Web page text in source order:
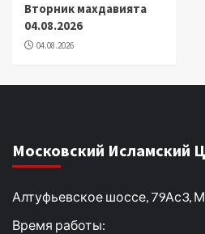
Вторник махдавията
04.08.2026
04.08.2026
Московский Исламский
Алтуфьевское шоссе, 79Ас3,
Время работы: